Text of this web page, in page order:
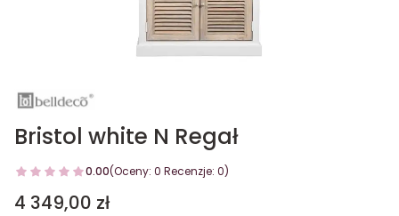
Bristol white N Regał
0.00(Oceny: 0 Recenzje: 0)
Cena
4 349,00 zł